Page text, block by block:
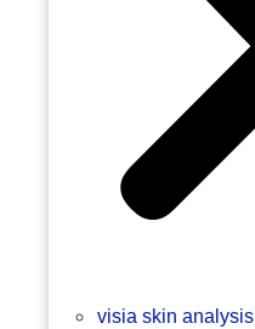
visia skin analysis